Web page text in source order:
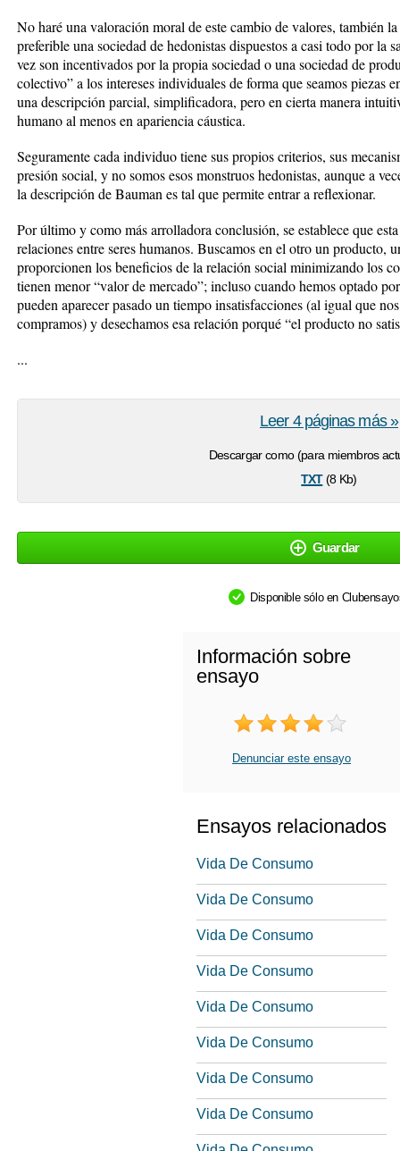
No haré una valoración moral de este cambio de valores, también
preferible una sociedad de hedonistas dispuestos a casi todo por la
vez son incentivados por la propia sociedad o una sociedad de
colectivo” a los intereses individuales de forma que seamos piezas
una descripción parcial, simplificadora, pero en cierta manera
humano al menos en apariencia cáustica.
Seguramente cada individuo tiene sus propios criterios, sus
presión social, y no somos esos monstruos hedonistas, aunque a
la descripción de Bauman es tal que permite entrar a reflexionar.
Por último y como más arrolladora conclusión, se establece que
relaciones entre seres humanos. Buscamos en el otro un producto,
proporcionen los beneficios de la relación social minimizando los
tienen menor “valor de mercado”; incluso cuando hemos optado
pueden aparecer pasado un tiempo insatisfacciones (al igual que
compramos) y desechamos esa relación porqué “el producto no
...
Descargar como (para miembros
txt(8 Kb)
Leer 4 páginas más »
Guardar
Disponible sólo en
Información sobre
ensayo
Denunciar este ensayo
Ensayos relacionados
Vida De Consumo
Vida De Consumo
Vida De Consumo
Vida De Consumo
Vida De Consumo
Vida De Consumo
Vida De Consumo
Vida De Consumo